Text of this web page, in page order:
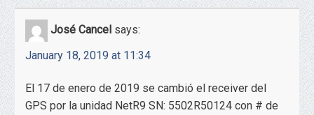
José Cancel says:
January 18, 2019 at 11:34
El 17 de enero de 2019 se cambió el receiver del
GPS por la unidad NetR9 SN: 5502R50124 con # de